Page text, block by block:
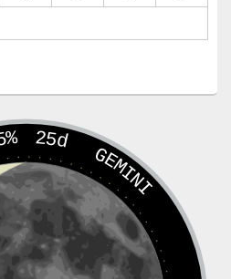
25d
GEMINI